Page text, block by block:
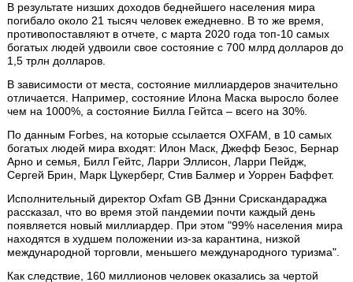
В результате низших доходов беднейшего населения мира
погибало около 21 тысяч человек ежедневно. В то же время,
противопоставляют в отчете, с марта 2020 года топ-10 самых
богатых людей удвоили свое состояние с 700 млрд долларов до
1,5 трлн долларов.
В зависимости от места, состояние миллиардеров значительно
отличается. Например, состояние Илона Маска выросло более
чем на 1000%, а состояние Билла Гейтса – всего на 30%.
По данным Forbes, на которые ссылается OXFAM, в 10 самых
богатых людей мира входят: Илон Маск, Джефф Безос, Бернар
Арно и семья, Билл Гейтс, Ларри Эллисон, Ларри Пейдж,
Сергей Брин, Марк Цукерберг, Стив Балмер и Уоррен Баффет.
Исполнительный директор Oxfam GB Дэнни Срискандараджа
рассказал, что во время этой пандемии почти каждый день
появляется новый миллиардер. При этом "99% населения мира
находятся в худшем положении из-за карантина, низкой
международной торговли, меньшего международного туризма".
Как следствие, 160 миллионов человек оказались за чертой